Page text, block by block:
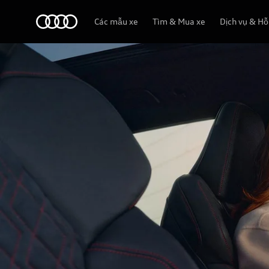
Các mẫu xe Tìm & Mua xe Dịch vụ &